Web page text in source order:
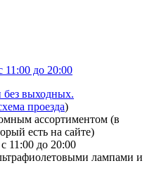
11:00 до 20:00
без выходных.
проезда)
ассортиментом (в
есть на сайте)
11:00 до 20:00
лампами и